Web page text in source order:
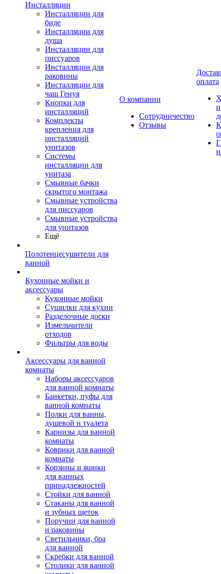
Инсталляции
Инсталляции для
биде
Инсталляции для
душа
Инсталляции для
писсуаров
Инсталляции для
раковины
Инсталляции для
чаш Генуя
Кнопки для
инсталляций
Комплекты
крепления для
инсталляций
унитазов
Системы
инсталляции для
унитаза
Смывные бачки
скрытого монтажа
Смывные устройства
для писсуаров
Смывные устройства
для унитазов
Ещё
Полотенцесушители для
ванной
Кухонные мойки и
аксессуары
Кухонные мойки
Сушилки для кухни
Разделочные доски
Измельчители
отходов
Фильтры для воды
Аксессуары для ванной
комнаты
Наборы аксессуаров
для ванной комнаты
Банкетки, пуфы для
ванной комнаты
Полки для ванны,
душевой и туалета
Карнизы для ванной
комнаты
Коврики для ванной
комнаты
Корзины и ящики
для ванных
принадлежностей
Стойки для ванной
Стаканы для ванной
и зубных щеток
Поручни для ванной
и раковины
Светильники, бра
для ванной
Скребки для ванной
Столики для ванной
О компании
Сотрудничество
Отзывы
оплата
и